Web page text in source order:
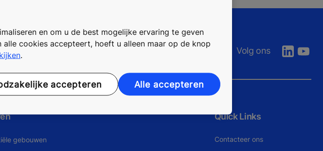
Volg ons
gebouwen
Quick Links
Contacteer ons
en om u de best mogelijke ervaring te geven
cookies accepteert, hoeft u alleen maar op de knop
.
accepteren Alle accepteren